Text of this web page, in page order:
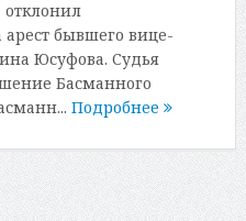
отклонил
бывшего вице-
Юсуфова. Судья
Басманного
Подробнее